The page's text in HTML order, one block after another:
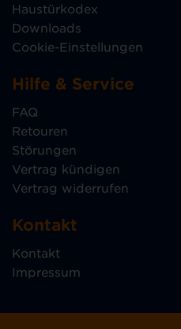
Haustürkodex
Downloads
Cookie-Einstellungen
Hilfe & Service
FAQ
Retouren
Störungen
Vertrag kündigen
Vertrag widerrufen
Kontakt
Kontakt
Impressum